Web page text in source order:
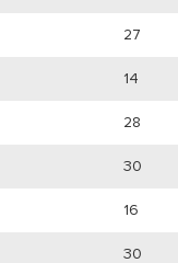
27
14
28
30
16
30